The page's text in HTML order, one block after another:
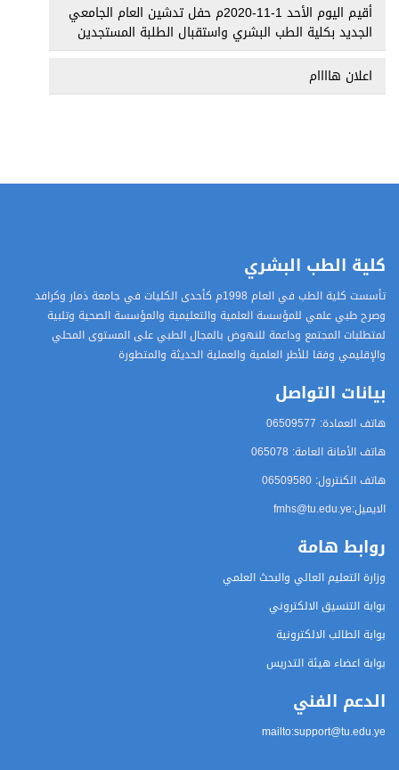
أقيم اليوم الأحد 1-11-2020م حفل تدشين العام الجامعي
الجديد بكلية الطب البشري واستقبال الطلبة المستجدين
اعلان هاااام
كلية الطب البشري
تأسست كلية الطب في العام 1998م كأحدى الكليات في جامعة ذمار وكرافد
وصرح طبي علمي للمؤسسة العلمية والتعليمية والمؤسسة الصحية وتلبية
لمتطلبات المجتمع وداعمة للنهوض بالمجال الطبي على المستوى المحلي
والإقليمي وفقا للأطر العلمية والعملية الحديثة والمتطورة
بيانات التواصل
هاتف العمادة: 06509577
هاتف الأمانة العامة: 065078
هاتف الكنترول: 06509580
الايميل:fmhs@tu.edu.ye
روابط هامة
وزارة التعليم العالي والبحث العلمي
بوابة التنسيق الالكتروني
بوابة الطالب الالكترونية
بوابة اعضاء هيئة التدريس
الدعم الفني
mailto:support@tu.edu.ye